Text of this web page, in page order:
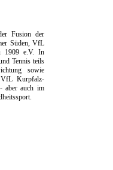
Fusion der
Süden, VfL
1909 e.V. In
Tennis teils
sowie
VfL Kurpfalz-
aber auch im